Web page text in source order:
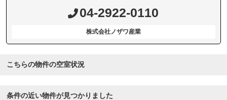
04-2922-0110
株式会社ノザワ産業
こちらの物件の空室状況
条件の近い物件が見つかりました